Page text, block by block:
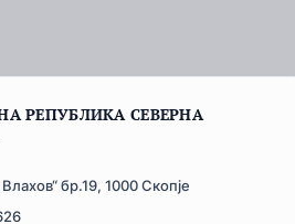
РЕПУБЛИКА СЕВЕРНА
бр.19, 1000 Скопје